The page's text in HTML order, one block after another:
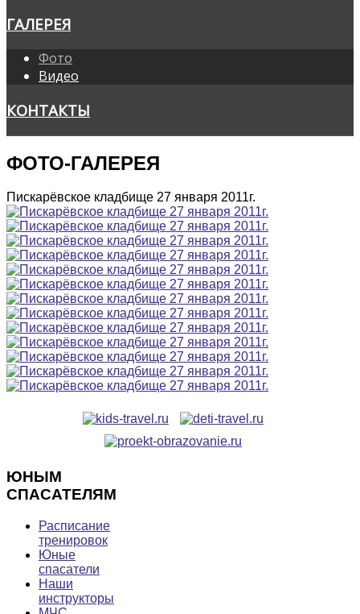
ГАЛЕРЕЯ
Фото
Видео
КОНТАКТЫ
ФОТО-ГАЛЕРЕЯ
Пискарёвское кладбище 27 января 2011г.
ЮНЫМ
СПАСАТЕЛЯМ
Расписание
тренировок
Юные
спасатели
Наши
инструкторы